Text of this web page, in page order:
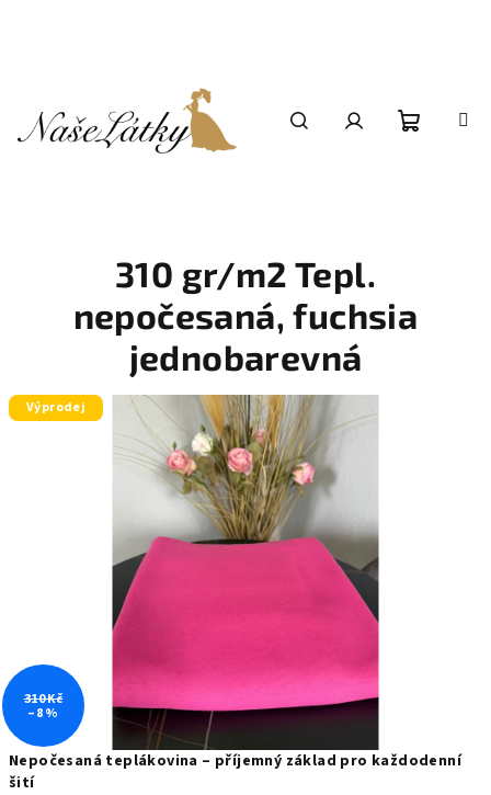
Nepočesaná teplákovina – příjemný základ pro každodenní
šití
310 gr/m2 Tepl.
nepočesaná, fuchsia
jednobarevná
Výprodej
310 Kč
–8 %